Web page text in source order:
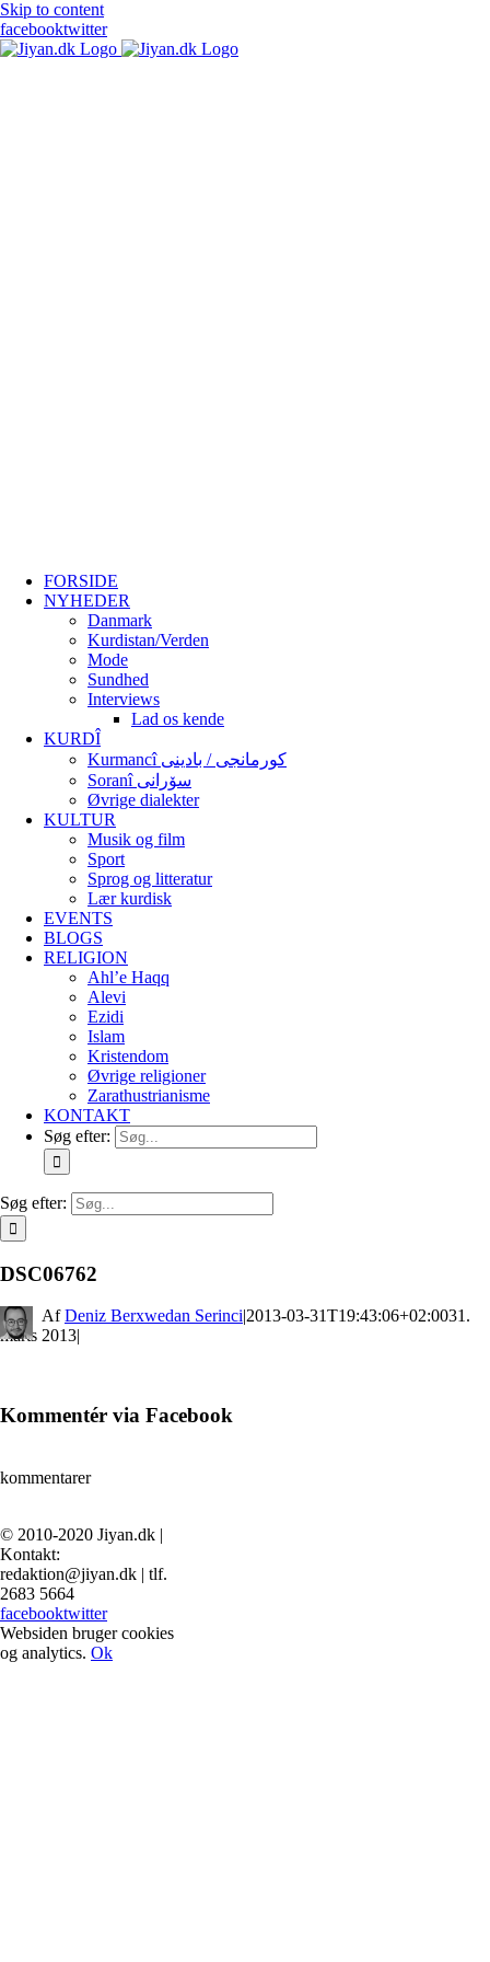
Skip to content
facebooktwitter
FORSIDE
NYHEDER
Danmark
Kurdistan/Verden
Mode
Sundhed
Interviews
Lad os kende
KURDÎ
Kurmancî کورمانجی / بادینی
Soranî سۆرانی
Øvrige dialekter
KULTUR
Musik og film
Sport
Sprog og litteratur
Lær kurdisk
EVENTS
BLOGS
RELIGION
Ahl’e Haqq
Alevi
Ezidi
Islam
Kristendom
Øvrige religioner
Zarathustrianisme
KONTAKT
Søg efter:
Søg efter:
DSC06762
By Deniz Berxwedan Serinci|2013-03-31T19:43:06+02:0031.
marts 2013|
Kommentér via Facebook
kommentarer
© 2010-2020 Jiyan.dk |
Kontakt:
redaktion@jiyan.dk | tlf.
2683 5664
facebooktwitter
Websiden bruger cookies
og analytics. Ok